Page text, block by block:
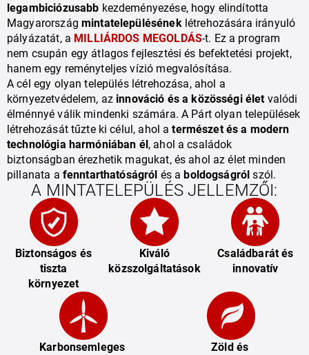
legambiciózusabb kezdeményezése, hogy elindította
Magyarország mintatelepüléséneklétrehozására irányuló
pályázatát, a MILLIÁRDOS MEGOLDÁS-t. Ez a program
nem csupán egy átlagos fejlesztési és befektetési projekt,
hanem egy reményteljes vízió megvalósítása.
A cél egy olyan település létrehozása, ahol a
környezetvédelem, az innováció és a közösségi életvalódi
élménnyé válik mindenki számára. A Párt olyan települések
létrehozását tűzte ki célul, ahol atermészet és a modern
technológia harmóniában él, ahol a családok
biztonságban érezhetik magukat, és ahol az élet minden
pillanata a fenntarthatóságról és aboldogságról szól.
A MINTATELEPÜLÉS JELLEMZŐI:
Biztonságos és
tiszta
környezet
Kiváló
közszolgáltatások
Családbarát és
innovatív
Karbonsemleges
Zöld és